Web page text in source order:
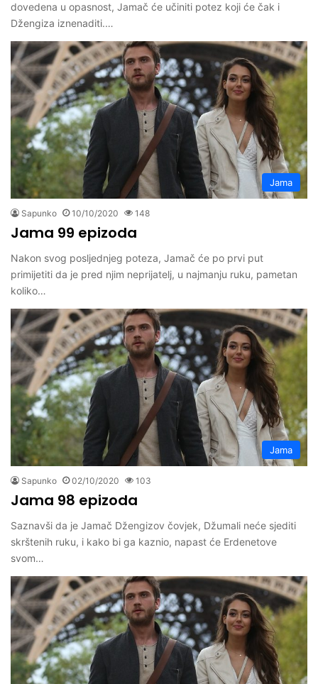
dovedena u opasnost, Jamač će učiniti potez koji će čak i
Džengiza iznenaditi.…
Jama
Sapunko 10/10/2020 148
Jama 99 epizoda
Nakon svog posljednjeg poteza, Jamač će po prvi put
primijetiti da je pred njim neprijatelj, u najmanju ruku, pametan
koliko…
Jama
Sapunko 02/10/2020 103
Jama 98 epizoda
Saznavši da je Jamač Džengizov čovjek, Džumali neće sjediti
skrštenih ruku, i kako bi ga kaznio, napast će Erdenetove
svom…